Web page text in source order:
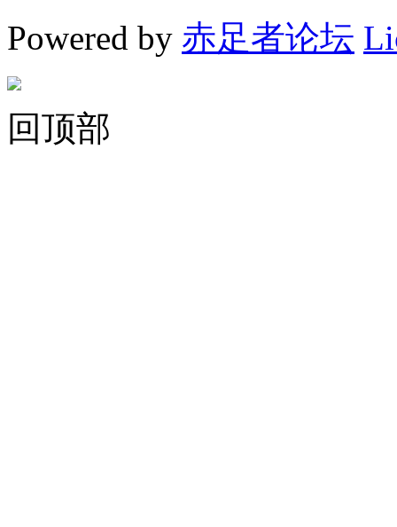
Powered by 赤足者论坛
回顶部